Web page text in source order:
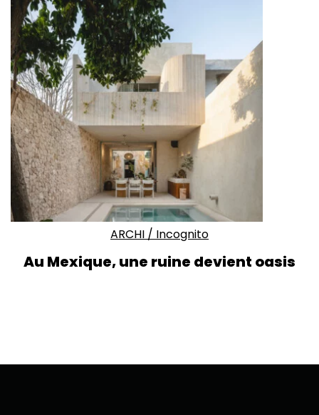
ARCHI / Incognito
Au Mexique, une ruine devient oasis